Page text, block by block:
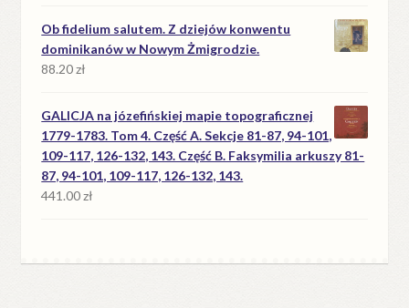
Ob fidelium salutem. Z dziejów konwentu
dominikanów w Nowym Żmigrodzie.
88.20zł
GALICJA na józefińskiej mapie topograficznej
1779-1783. Tom 4. Część A. Sekcje 81-87, 94-101,
109-117, 126-132, 143. Część B. Faksymilia arkuszy 81-
87, 94-101, 109-117, 126-132, 143.
441.00zł